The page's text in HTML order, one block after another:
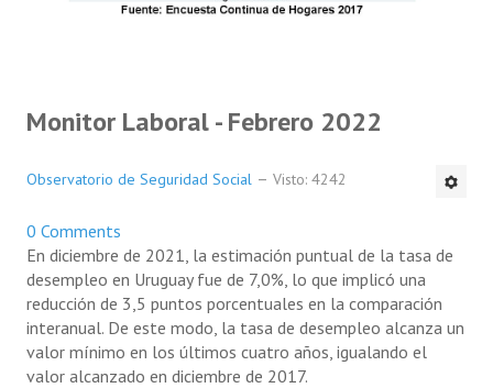
Monitor Laboral - Febrero 2022
Observatorio de Seguridad Social Visto: 4242
0 Comments
En diciembre de 2021, la estimación puntual de la tasa de
desempleo en Uruguay fue de 7,0%, lo que implicó una
reducción de 3,5 puntos porcentuales en la comparación
interanual. De este modo, la tasa de desempleo alcanza un
valor mínimo en los últimos cuatro años, igualando el
valor alcanzado en diciembre de 2017.